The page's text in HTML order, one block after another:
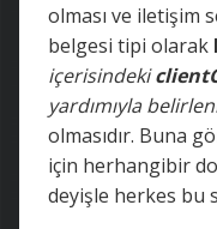
olması ve iletişim
belgesi tipi olarak
içerisindeki
yardımıyla
olmasıdır. Buna
için herhangibir
deyişle herkes bu